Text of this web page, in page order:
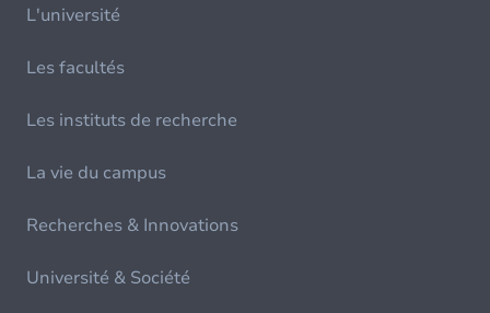
L'université
Les facultés
Les instituts de recherche
La vie du campus
Recherches & Innovations
Université & Société